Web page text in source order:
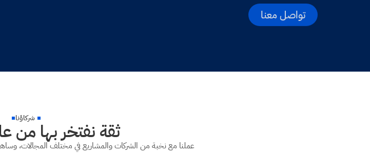
تواصل معنا
شركاؤنا
ثقة نفتخر بها من
عملنا مع نخبة من الشركات والمشاريع في مختلف المجالات،